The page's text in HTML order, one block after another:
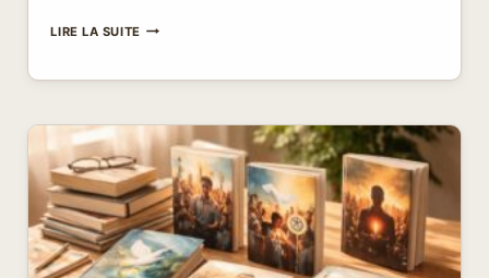
LIRE LA SUITEALLOUER
POUR
ENGAGEMENT
HUMANITAIRE
AVEC
ONG
ET
ASSOCIATIONS
CARITATIVES
INTERNATIONALES